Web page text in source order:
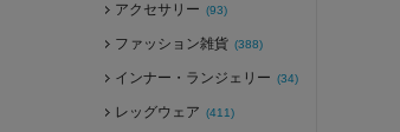
アクセサリー (93)
ファッション雑貨 (388)
インナー・ランジェリー (34)
レッグウェア (411)